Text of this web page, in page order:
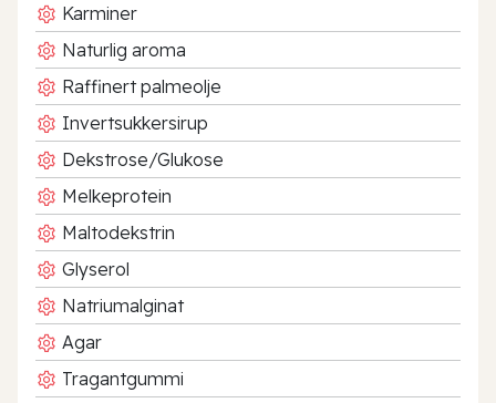
Karminer
Naturlig aroma
Raffinert palmeolje
Invertsukkersirup
Dekstrose/Glukose
Melkeprotein
Maltodekstrin
Glyserol
Natriumalginat
Agar
Tragantgummi